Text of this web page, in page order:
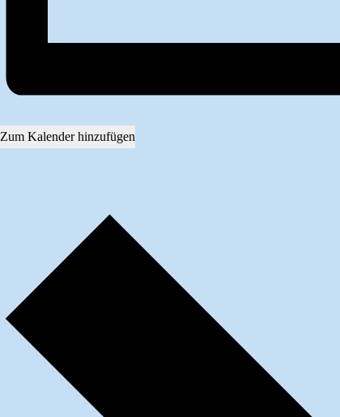
Zum Kalender hinzufügen